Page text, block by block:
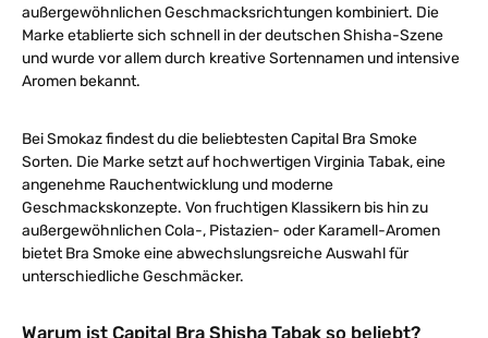
außergewöhnlichen Geschmacksrichtungen kombiniert. Die
Marke etablierte sich schnell in der deutschen Shisha-Szene
und wurde vor allem durch kreative Sortennamen und intensive
Aromen bekannt.
Bei Smokaz findest du die beliebtesten Capital Bra Smoke
Sorten. Die Marke setzt auf hochwertigen Virginia Tabak, eine
angenehme Rauchentwicklung und moderne
Geschmackskonzepte. Von fruchtigen Klassikern bis hin zu
außergewöhnlichen Cola-, Pistazien- oder Karamell-Aromen
bietet Bra Smoke eine abwechslungsreiche Auswahl für
unterschiedliche Geschmäcker.
Warum ist Capital Bra Shisha Tabak so beliebt?